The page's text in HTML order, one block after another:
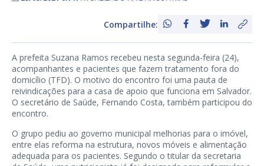
Compartilhe:
A prefeita Suzana Ramos recebeu nesta segunda-feira (24),
acompanhantes e pacientes que fazem tratamento fora do
domicílio (TFD). O motivo do encontro foi uma pauta de
reivindicações para a casa de apoio que funciona em Salvador.
O secretário de Saúde, Fernando Costa, também participou do
encontro.
O grupo pediu ao governo municipal melhorias para o imóvel,
entre elas reforma na estrutura, novos móveis e alimentação
adequada para os pacientes. Segundo o titular da secretaria